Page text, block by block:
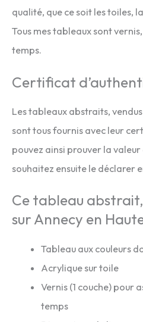
qualité, que ce soit les toiles,
Tous mes tableaux sont
temps.
Certificat
Les tableaux abstraits,
sont tous fournis avec leur
pouvez ainsi prouver la valeur
souhaitez ensuite le déclarer
Ce tableau
sur Annecy en
Tableau aux couleurs
Acrylique sur toile
Vernis (1 couche) pour
temps